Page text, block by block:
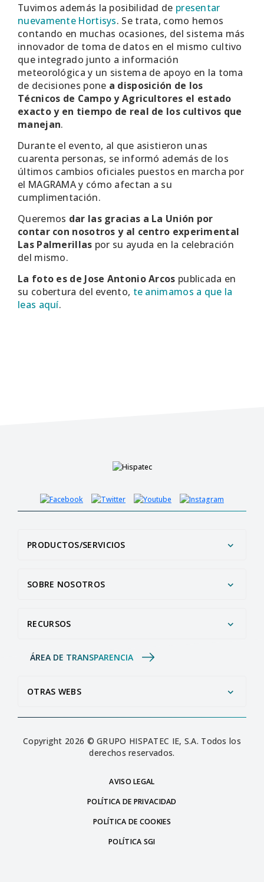
Tuvimos además la posibilidad de presentar
nuevamente Hortisys. Se trata, como hemos
contando en muchas ocasiones, del sistema más
innovador de toma de datos en el mismo cultivo
que integrado junto a información
meteorológica y un sistema de apoyo en la toma
de decisiones pone a disposición de los
Técnicos de Campo y Agricultores el estado
exacto y en tiempo de real de los cultivos que
manejan.
Durante el evento, al que asistieron unas
cuarenta personas, se informó además de los
últimos cambios oficiales puestos en marcha por
el MAGRAMA y cómo afectan a su
cumplimentación.
Queremos dar las gracias a La Unión por
contar con nosotros y al centro experimental
Las Palmerillas por su ayuda en la celebración
del mismo.
La foto es de Jose Antonio Arcos publicada en
su cobertura del evento, te animamos a que la
leas aquí.
PRODUCTOS/SERVICIOS
SOBRE NOSOTROS
RECURSOS
ÁREA DE TRANSPARENCIA
OTRAS WEBS
Copyright 2026 © GRUPO HISPATEC IE, S.A. Todos los
derechos reservados.
AVISO LEGAL
POLÍTICA DE PRIVACIDAD
POLÍTICA DE COOKIES
POLÍTICA SGI